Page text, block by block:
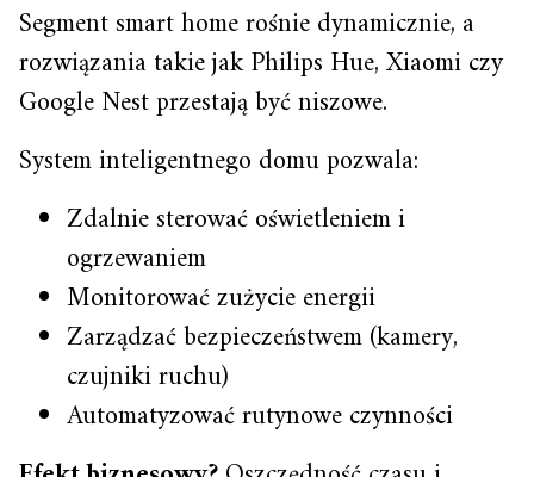
Segment smart home rośnie dynamicznie, a
rozwiązania takie jak Philips Hue, Xiaomi czy
Google Nest przestają być niszowe.
System inteligentnego domu pozwala:
Zdalnie sterować oświetleniem i
ogrzewaniem
Monitorować zużycie energii
Zarządzać bezpieczeństwem (kamery,
czujniki ruchu)
Automatyzować rutynowe czynności